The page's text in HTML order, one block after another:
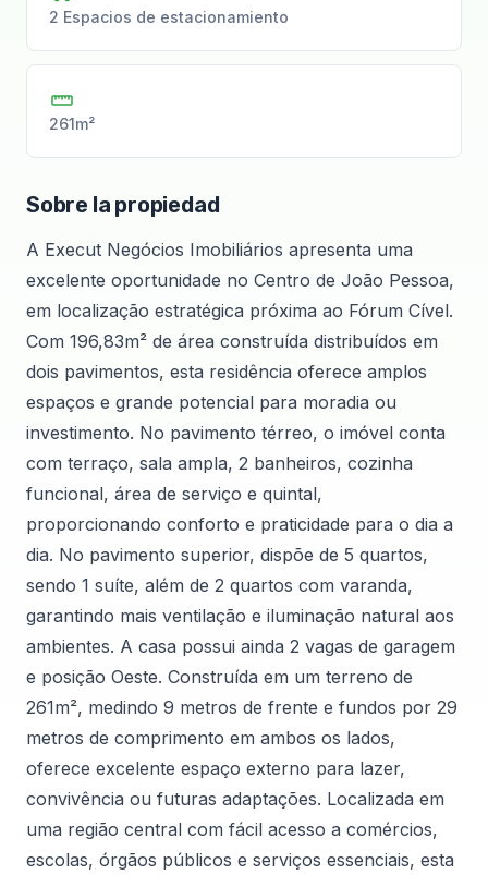
2 Espacios de estacionamiento
261m²
Sobre la propiedad
A Execut Negócios Imobiliários apresenta uma
excelente oportunidade no Centro de João Pessoa,
em localização estratégica próxima ao Fórum Cível.
Com 196,83m² de área construída distribuídos em
dois pavimentos, esta residência oferece amplos
espaços e grande potencial para moradia ou
investimento. No pavimento térreo, o imóvel conta
com terraço, sala ampla, 2 banheiros, cozinha
funcional, área de serviço e quintal,
proporcionando conforto e praticidade para o dia a
dia. No pavimento superior, dispõe de 5 quartos,
sendo 1 suíte, além de 2 quartos com varanda,
garantindo mais ventilação e iluminação natural aos
ambientes. A casa possui ainda 2 vagas de garagem
e posição Oeste. Construída em um terreno de
261m², medindo 9 metros de frente e fundos por 29
metros de comprimento em ambos os lados,
oferece excelente espaço externo para lazer,
convivência ou futuras adaptações. Localizada em
uma região central com fácil acesso a comércios,
escolas, órgãos públicos e serviços essenciais, esta